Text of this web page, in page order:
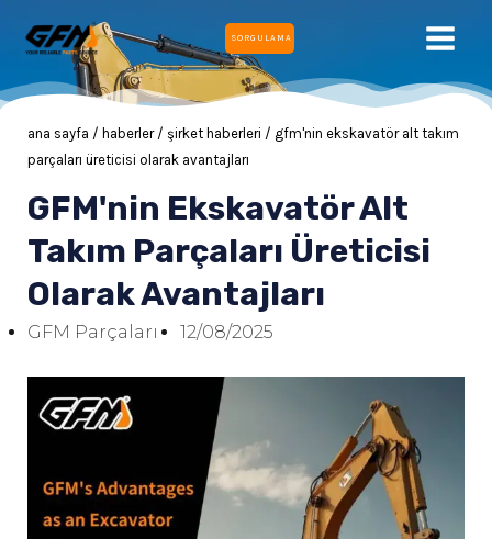
atla
SORGULAMA
ANA
ana sayfa / haberler/ şirket haberleri / gfm'nin ekskavatör alt takım
parçaları üreticisi olarak avantajları
GFM'nin Ekskavatör Alt
Takım Parçaları Üreticisi
Olarak Avantajları
GFM Parçaları 12/08/2025